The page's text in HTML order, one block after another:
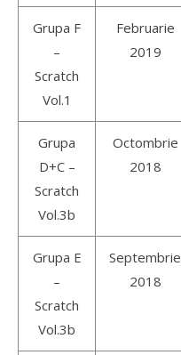
Grupa F
–
Scratch
Vol.1
Februarie
2019
Grupa
D+C –
Scratch
Vol.3b
Octombrie
2018
Grupa E
–
Scratch
Vol.3b
Septembrie
2018